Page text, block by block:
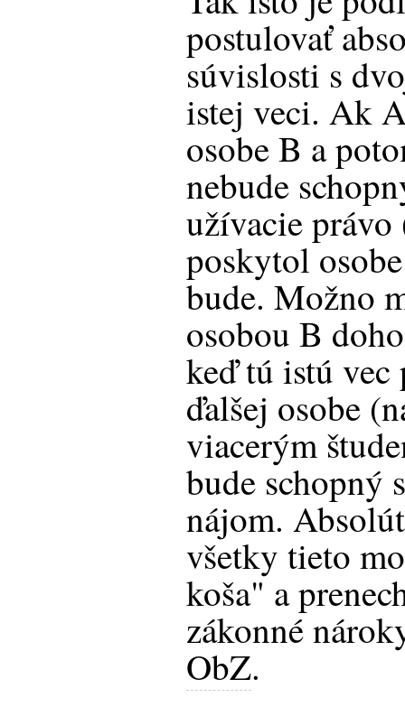
postulovať
súvislosti s
istej veci. Ak
osobe B a
nebude
užívacie právo
poskytol
bude. Možno
osobou B
keď tú istú vec
ďalšej osobe
viacerým
bude schopný
nájom.
všetky tieto
koša" a
zákonné
ObZ.